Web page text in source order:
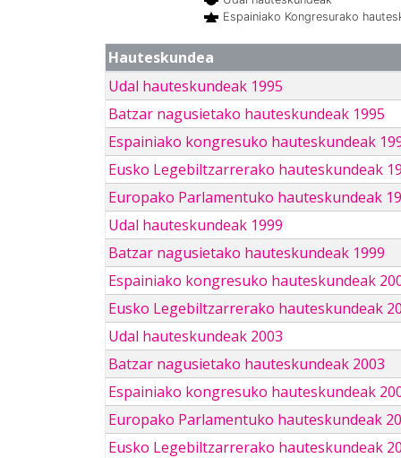
Espainiako Kongresurako
Hauteskundea
Udal hauteskundeak 1995
Batzar nagusietako hauteskundeak 1995
Espainiako kongresuko hauteskundeak
Eusko Legebiltzarrerako hauteskundeak
Europako Parlamentuko hauteskundeak
Udal hauteskundeak 1999
Batzar nagusietako hauteskundeak 1999
Espainiako kongresuko hauteskundeak
Eusko Legebiltzarrerako hauteskundeak
Udal hauteskundeak 2003
Batzar nagusietako hauteskundeak 2003
Espainiako kongresuko hauteskundeak
Europako Parlamentuko hauteskundeak
Eusko Legebiltzarrerako hauteskundeak